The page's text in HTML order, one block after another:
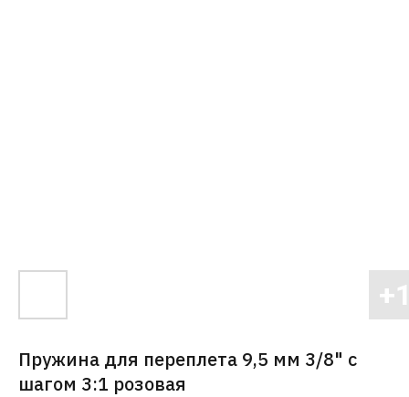
Пружина для переплета 9,5 мм 3/8" с
шагом 3:1 розовая